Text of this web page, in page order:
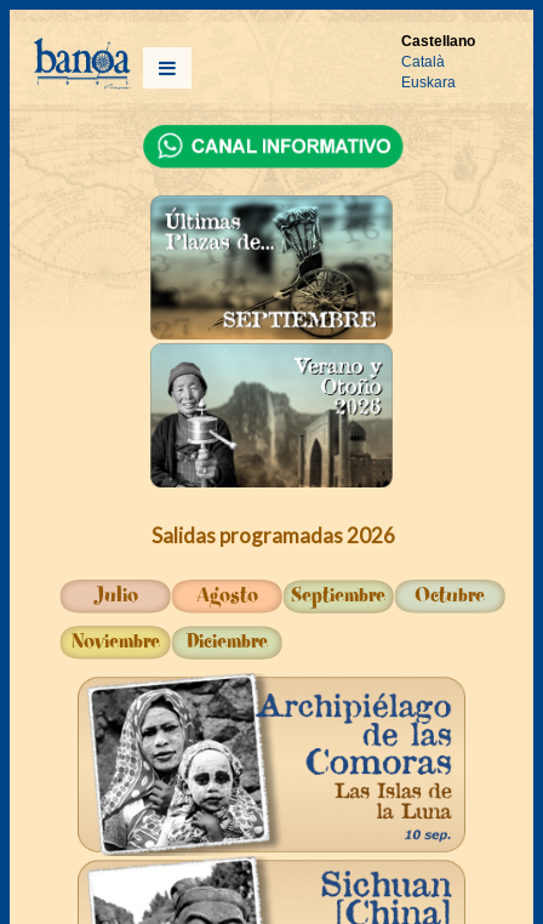
Castellano
Català
Euskara
Salidas programadas 2026
Julio Agosto Septiembre
Octubre
Noviembre
Diciembre